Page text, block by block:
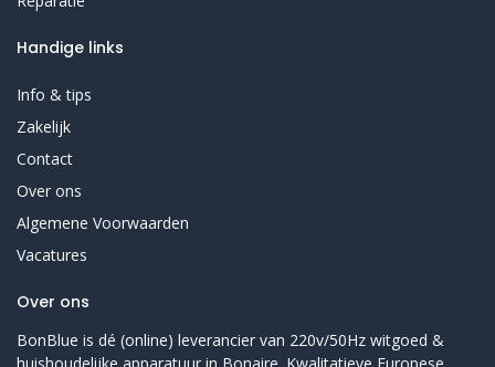
Handige links
Info & tips
Zakelijk
Contact
Over ons
Algemene Voorwaarden
Vacatures
Over ons
BonBlue is dé (online) leverancier van 220v/50Hz witgoed &